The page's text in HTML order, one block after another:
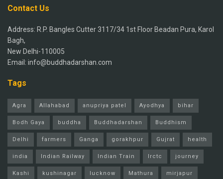
Contact Us
Address: R.P. Bangles Cutter 3117/34 1st Floor Beadan Pura, Karol
Bagh,
New Delhi-110005
Email: info@buddhadarshan.com
Tags
Agra Allahabad anupriya patel Ayodhya bihar
Bodh Gaya buddha Buddhadarshan Buddhism
Delhi farmers Ganga gorakhpur Gujrat health
india Indian Railway Indian Train Irctc journey
Kashi kushinagar lucknow Mathura mirjapur